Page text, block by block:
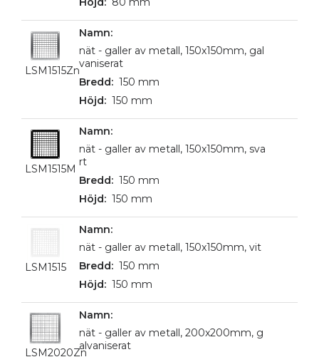
LSM1515Zn
nät - galler av metall, 150x150mm, gal
vaniserat
150 mm
150 mm
LSM1515M
nät - galler av metall, 150x150mm, sva
rt
150 mm
150 mm
LSM1515
nät - galler av metall, 150x150mm, vit
150 mm
150 mm
LSM2020Zn
nät - galler av metall, 200x200mm, g
alvaniserat